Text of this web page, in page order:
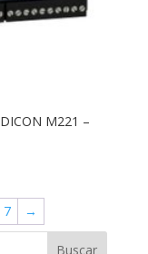
M221 –
7 →
Buscar